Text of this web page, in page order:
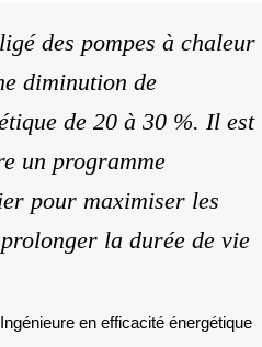
des pompes à chaleur
diminution de
de 20 à 30 %. Il est
un programme
pour maximiser les
la durée de vie
en efficacité énergétique